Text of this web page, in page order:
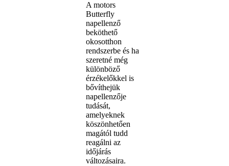
A motors
Butterfly
napellenző
beköthető
okosotthon
rendszerbe és ha
szeretné még
különböző
érzékelőkkel is
bővíthejük
napellenzője
tudását,
amelyeknek
köszönhetően
magától tudd
reagálni az
időjárás
változásaira.